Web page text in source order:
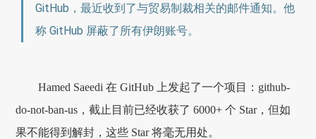
GitHub，最近收到了与贸易制裁相关的邮件通知。他
称 GitHub 屏蔽了所有伊朗账号。
Hamed Saeedi 在 GitHub 上发起了一个项目：github-
do-not-ban-us，截止目前已经收获了 6000+ 个 Star，但如
果不能得到解封，这些 Star 将毫无用处。